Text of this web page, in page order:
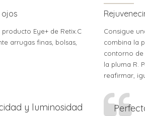
producto Eye+ de Retix.C
arrugas finas, bolsas,
y luminosidad
Consigue
combina la
contorno de
la pluma R.
reafirmar,